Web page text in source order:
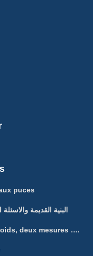
puces
البنية القديمة
deux mesures ….